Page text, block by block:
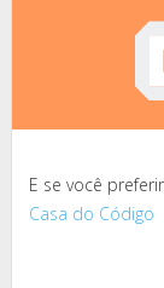
E se você
Casa do Código